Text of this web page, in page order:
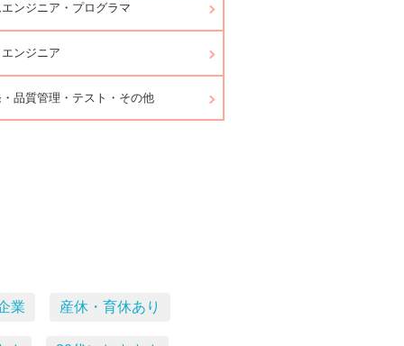
ンジニア・プログラマ
ンジニア
品質管理・テスト・その他
業 産休・育休あり